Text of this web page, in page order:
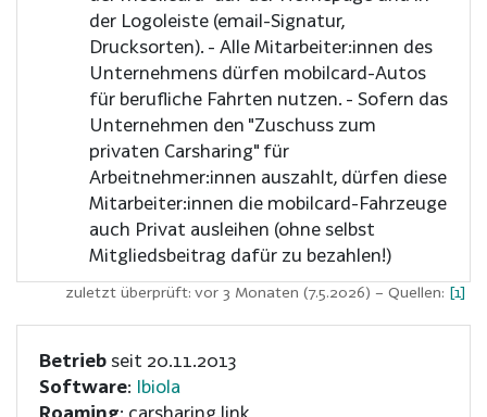
der Logoleiste (email-Signatur,
Drucksorten). - Alle Mitarbeiter:innen des
Unternehmens dürfen mobilcard-Autos
für berufliche Fahrten nutzen. - Sofern das
Unternehmen den "Zuschuss zum
privaten Carsharing" für
Arbeitnehmer:innen auszahlt, dürfen diese
Mitarbeiter:innen die mobilcard-Fahrzeuge
auch Privat ausleihen (ohne selbst
Mitgliedsbeitrag dafür zu bezahlen!)
zuletzt überprüft: vor 3 Monaten (7.5.2026) – Quellen: [1]
Betrieb seit 20.11.2013
Software: Ibiola
Roaming: carsharing.link